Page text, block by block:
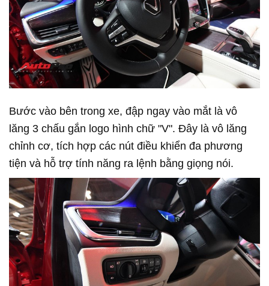
Bước vào bên trong xe, đập ngay vào mắt là vô
lăng 3 chấu gắn logo hình chữ "V". Đây là vô lăng
chỉnh cơ, tích hợp các nút điều khiển đa phương
tiện và hỗ trợ tính năng ra lệnh bằng giọng nói.